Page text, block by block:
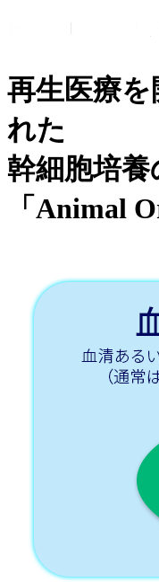
再生医療を
れた
幹細胞培
「Animal